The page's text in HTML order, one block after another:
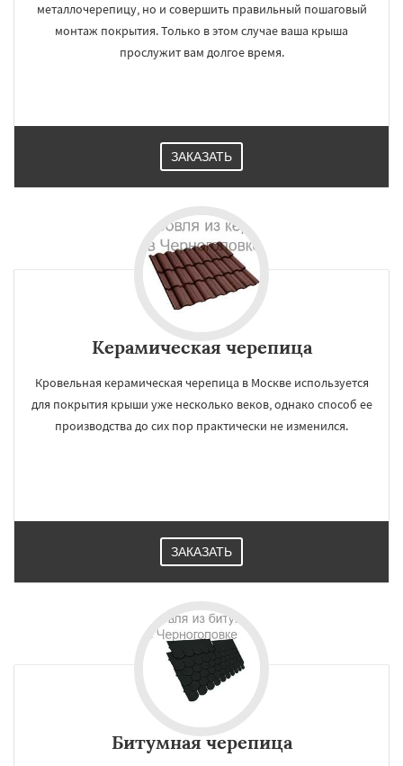
металлочерепицу, но и совершить правильный пошаговый
монтаж покрытия. Только в этом случае ваша крыша
прослужит вам долгое время.
ЗАКАЗАТЬ
Керамическая черепица
Кровельная керамическая черепица в Москве используется
для покрытия крыши уже несколько веков, однако способ ее
производства до сих пор практически не изменился.
ЗАКАЗАТЬ
Битумная черепица